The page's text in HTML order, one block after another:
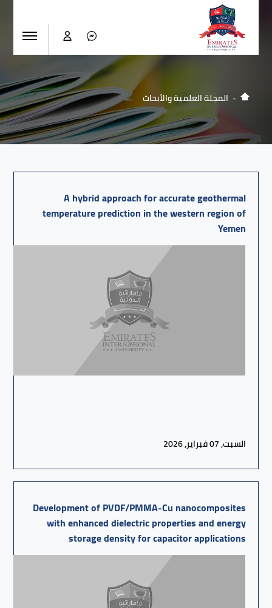
المجلة العلمية والأبحاث
A hybrid approach for accurate geothermal
temperature prediction in the western region of
Yemen
السبت, 07 فبراير, 2026
Development of PVDF/PMMA-Cu nanocomposites
with enhanced dielectric properties and energy
storage density for capacitor applications